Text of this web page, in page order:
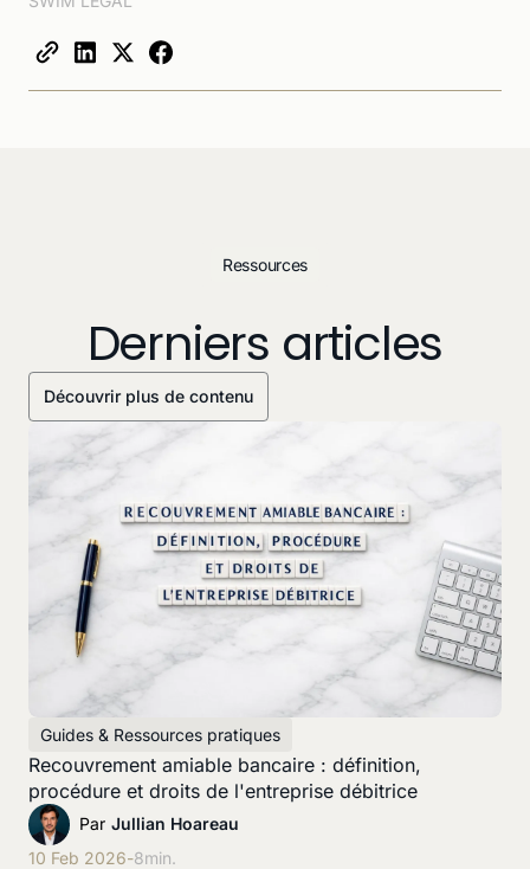
Ressources
Derniers articles
Découvrir plus de contenu
Guides & Ressources pratiques
Recouvrement amiable bancaire : définition,
procédure et droits de l'entreprise débitrice
Par Jullian Hoareau
10 Feb 2026-8min.